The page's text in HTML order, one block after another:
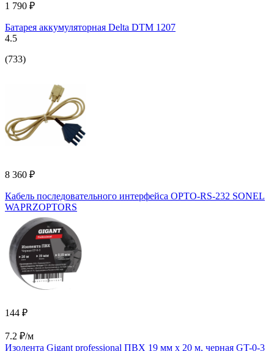
1 790 ₽
Батарея аккумуляторная Delta DTM 1207
4.5
(733)
8 360 ₽
Кабель последовательного интерфейса OPTO-RS-232 SONEL
WAPRZOPTORS
144 ₽
7.2 ₽/м
Изолента Gigant professional ПВХ 19 мм х 20 м, черная GT-0-3